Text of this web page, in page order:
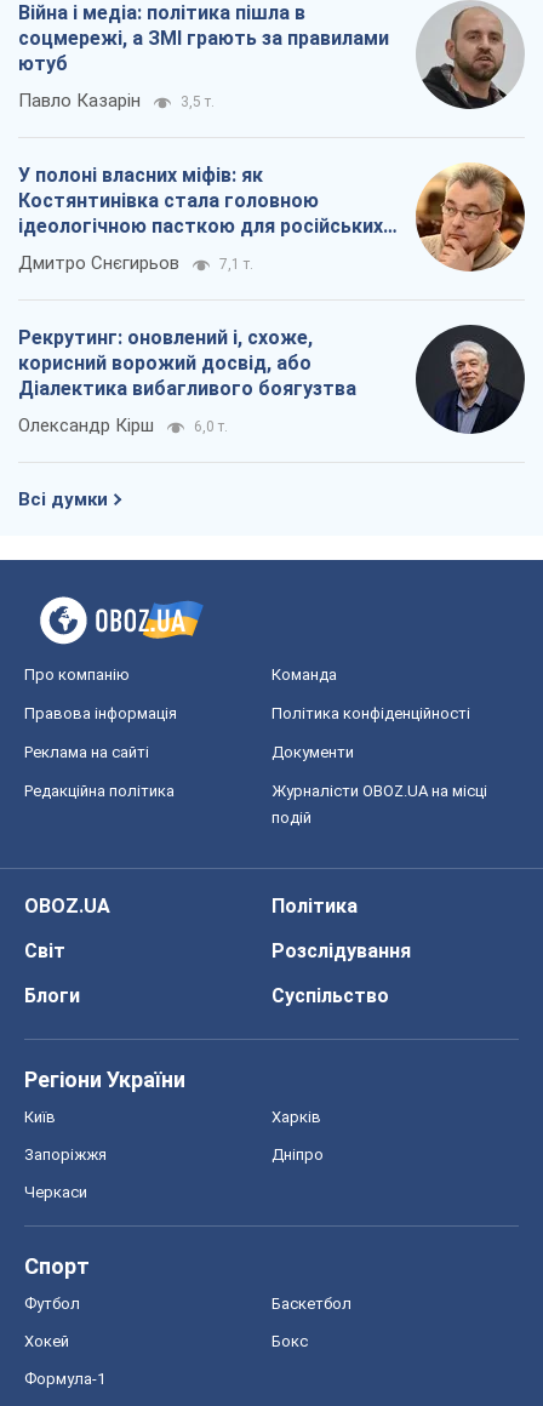
Війна і медіа: політика пішла в
соцмережі, а ЗМІ грають за правилами
ютуб
Павло Казарін 3,5 т.
У полоні власних міфів: як
Костянтинівка стала головною
ідеологічною пасткою для російських
окупантів
Дмитро Снєгирьов 7,1 т.
Рекрутинг: оновлений і, схоже,
корисний ворожий досвід, або
Діалектика вибагливого боягузтва
Олександр Кірш 6,0 т.
Всі думки
Про компанію Команда
Правова інформація Політика конфіденційності
Реклама на сайті Документи
Редакційна політика
Журналісти OBOZ.UA на місці
подій
OBOZ.UA
Політика
Світ
Розслідування
Блоги
Суспільство
Регіони України
Київ Харків
Запоріжжя Дніпро
Черкаси
Спорт
Футбол Баскетбол
Хокей Бокс
Формула-1